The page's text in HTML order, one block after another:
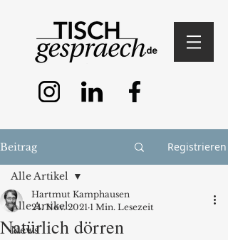
Beitrag Registrieren
Alle Artikel
News
Alle Artikel
Natürlich dörren
Hartmut Kamphausen
24. Nov. 2021 1 Min. Lesezeit